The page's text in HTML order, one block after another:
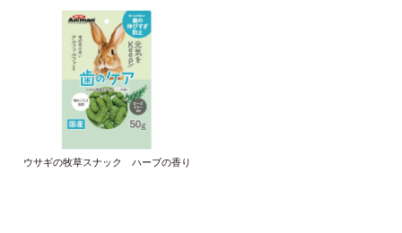
ウサギの牧草スナック ハーブの香り